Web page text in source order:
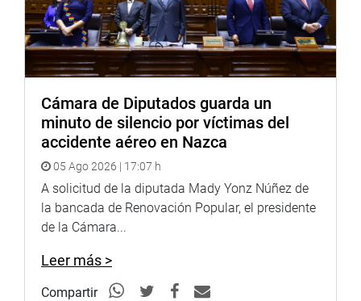
Cámara de Diputados guarda un
minuto de silencio por víctimas del
accidente aéreo en Nazca
05 Ago 2026 | 17:07 h
A solicitud de la diputada Mady Yonz Núñez de
la bancada de Renovación Popular, el presidente
de la Cámara...
Leer más >
Compartir